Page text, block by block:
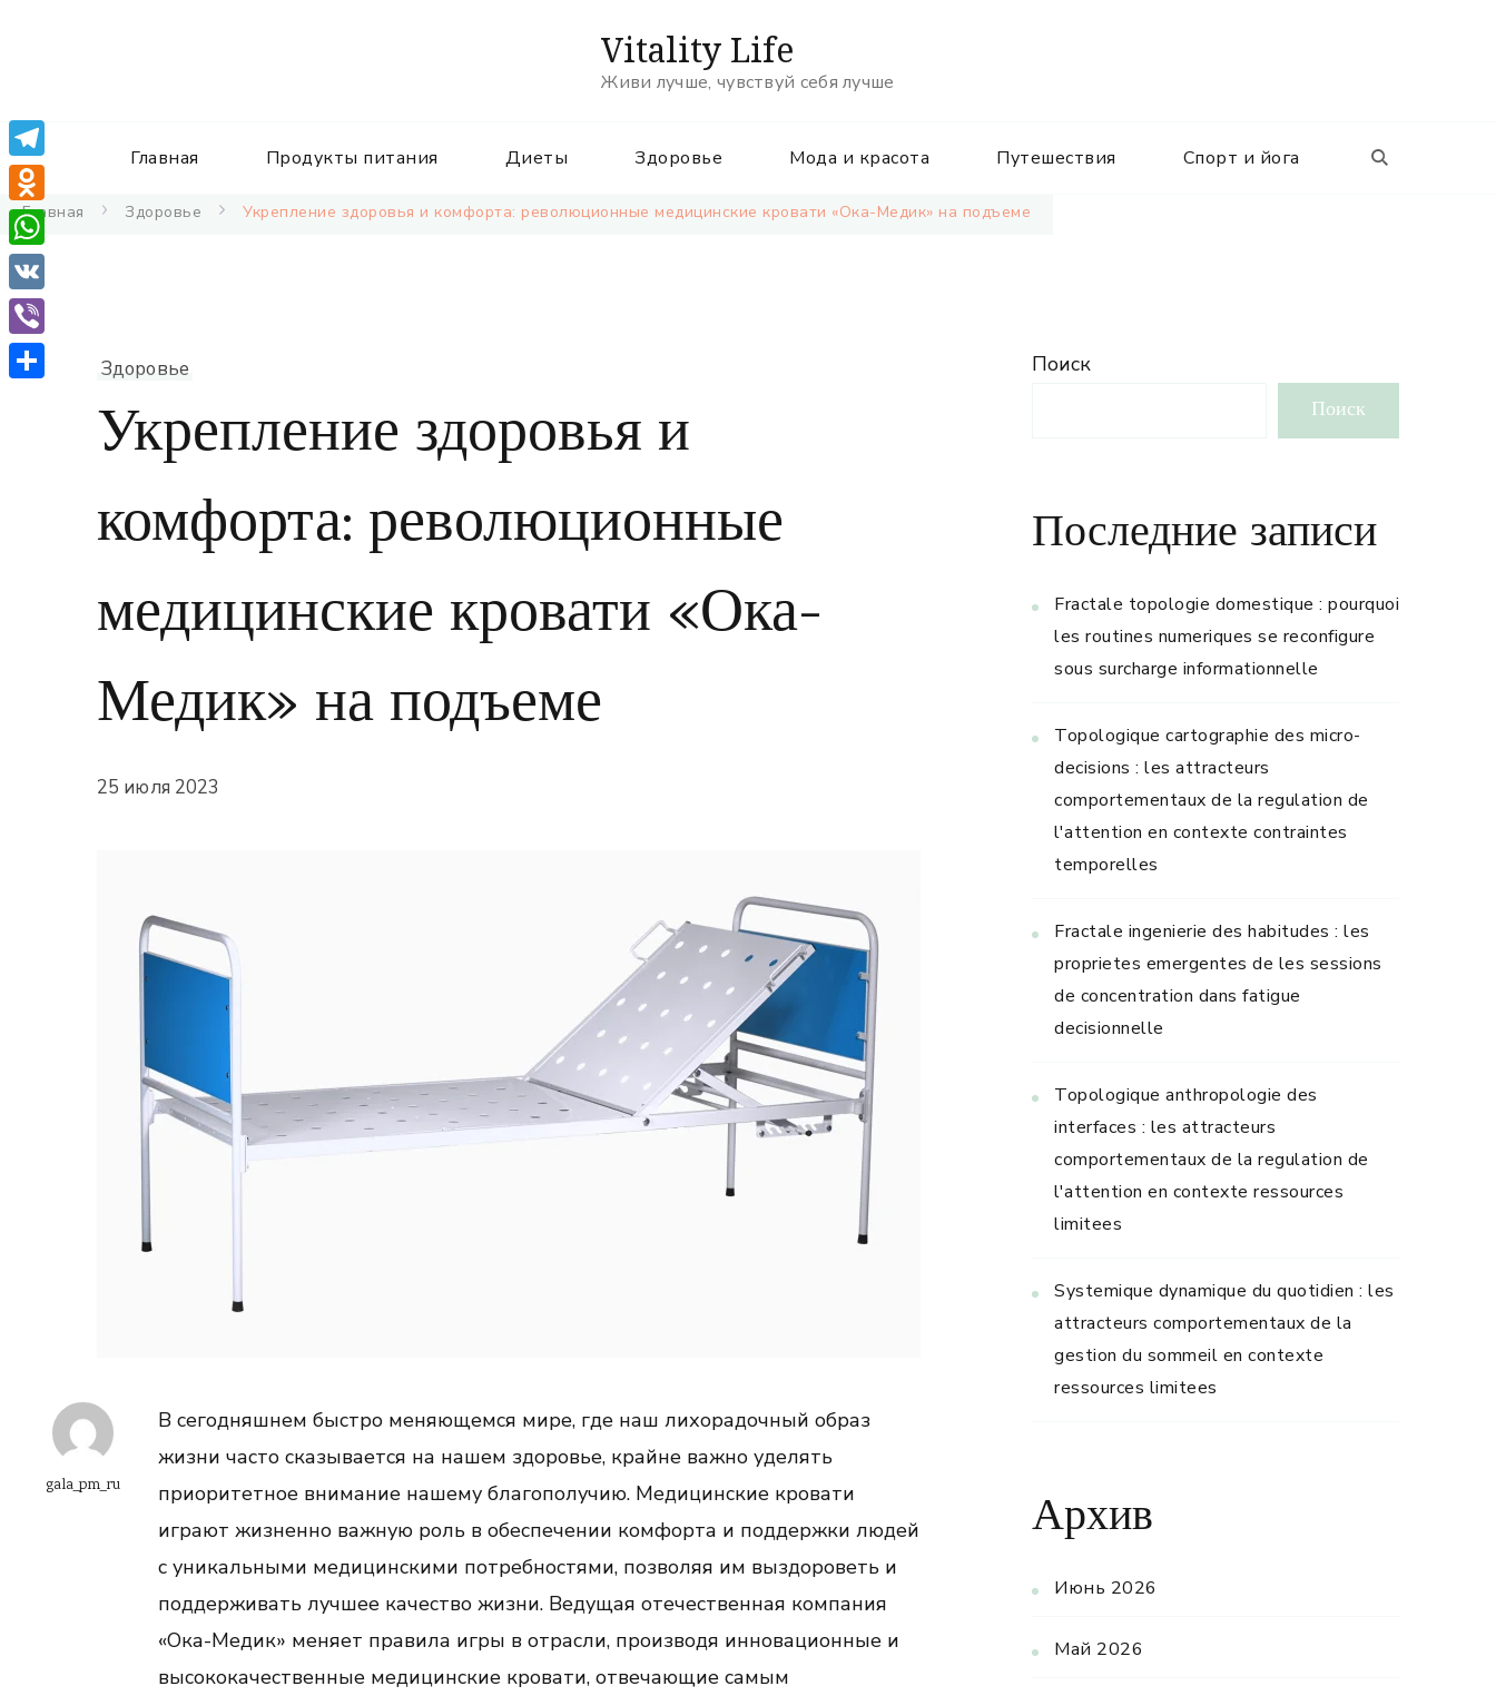
Vitality Life
Живи лучше, чувствуй себя лучше
Главная Продукты питания Диеты Здоровье Мода и красота Путешествия Спорт и йога
Главная Здоровье Укрепление здоровья и комфорта: революционные медицинские кровати «Ока-Медик» на подъеме
Здоровье
Укрепление здоровья и
комфорта: революционные
медицинские кровати «Ока-
Медик» на подъеме
25 июля 2023
gala_pm_ru
В сегодняшнем быстро меняющемся мире, где наш лихорадочный образ
жизни часто сказывается на нашем здоровье, крайне важно уделять
приоритетное внимание нашему благополучию. Медицинские кровати
играют жизненно важную роль в обеспечении комфорта и поддержки людей
с уникальными медицинскими потребностями, позволяя им выздороветь и
поддерживать лучшее качество жизни. Ведущая отечественная компания
«Ока-Медик» меняет правила игры в отрасли, производя инновационные и
высококачественные медицинские кровати, отвечающие самым
Поиск
Поиск
Последние записи
Fractale topologie domestique : pourquoi
les routines numeriques se reconfigure
sous surcharge informationnelle
Topologique cartographie des micro-
decisions : les attracteurs
comportementaux de la regulation de
l'attention en contexte contraintes
temporelles
Fractale ingenierie des habitudes : les
proprietes emergentes de les sessions
de concentration dans fatigue
decisionnelle
Topologique anthropologie des
interfaces : les attracteurs
comportementaux de la regulation de
l'attention en contexte ressources
limitees
Systemique dynamique du quotidien : les
attracteurs comportementaux de la
gestion du sommeil en contexte
ressources limitees
Архив
Июнь 2026
Май 2026
Telegram
Odnoklassniki
WhatsApp
VK
Viber